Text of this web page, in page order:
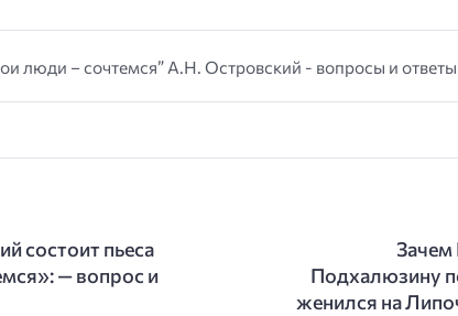
люди – сочтемся” А.Н. Островский - вопросы и ответы
состоит пьеса
— вопрос и
Подхалюзину
женился на